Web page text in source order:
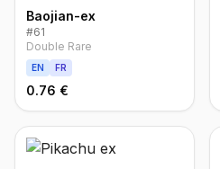
Baojian-ex
#61
Double Rare
EN FR
0.76 €